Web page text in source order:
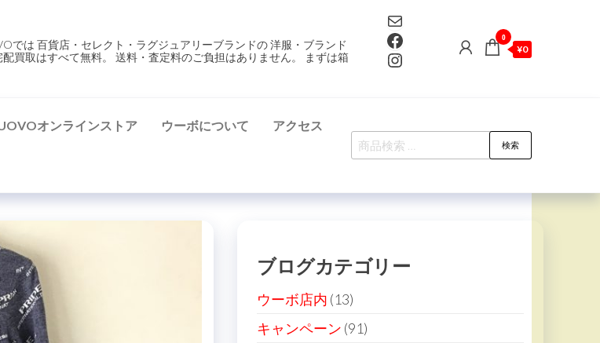
では 百貨店・セレクト・ラグジュアリーブランドの 洋服・ブランド
買取はすべて無料。 送料・査定料のご負担はありません。 まずは箱
Mail
Facebook
Instagram
0
¥0
オンラインストア ウーボについて アクセス
検
索
検索
ブログカテゴリー
ウーボ店内 (13)
キャンペーン (91)